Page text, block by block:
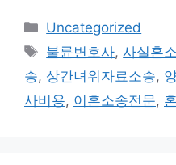
Categories
Uncategorized
Tags
불륜변호사,사실혼
송, 상간녀위자료소송,
사비용, 이혼소송전문,